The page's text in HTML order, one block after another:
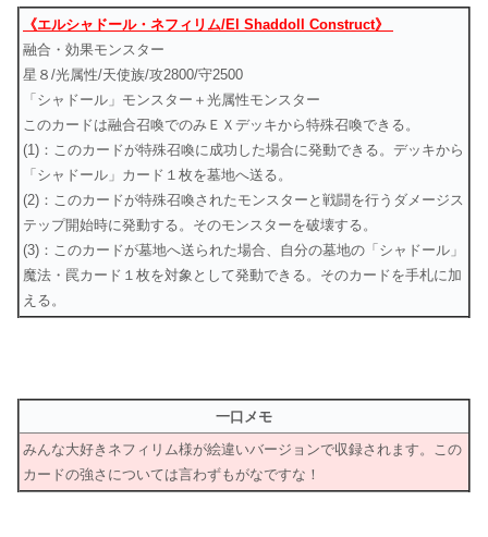
《エルシャドール・ネフィリム/El Shaddoll Construct》
融合・効果モンスター
星８/光属性/天使族/攻2800/守2500
「シャドール」モンスター＋光属性モンスター
このカードは融合召喚でのみＥＸデッキから特殊召喚できる。
(1)：このカードが特殊召喚に成功した場合に発動できる。デッキから
「シャドール」カード１枚を墓地へ送る。
(2)：このカードが特殊召喚されたモンスターと戦闘を行うダメージス
テップ開始時に発動する。そのモンスターを破壊する。
(3)：このカードが墓地へ送られた場合、自分の墓地の「シャドール」
魔法・罠カード１枚を対象として発動できる。そのカードを手札に加
える。
一口メモ
みんな大好きネフィリム様が絵違いバージョンで収録されます。この
カードの強さについては言わずもがなですな！